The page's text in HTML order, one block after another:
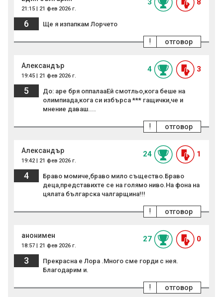
21:15 | 21 фев 2026 г.
3 8
6 Ще я изпапкам Лорчето
отговор
!
Александър
19:45 | 21 фев 2026 г.
4 3
5
До: аре бря оппалааЕй смотльо,кога беше на
олимпиада,кога си избърса *** гащички,че и
мнение даваш....
отговор
!
Александър
19:42 | 21 фев 2026 г.
24 1
4
Браво момиче,браво мило същество.Браво
деца,представихте се на голямо ниво.На фона на
цялата българска чалгарщина!!!
отговор
!
анонимен
18:57 | 21 фев 2026 г.
27 0
3
Прекрасна е Лора .Много сме горди с нея.
Благодарим и.
отговор
!